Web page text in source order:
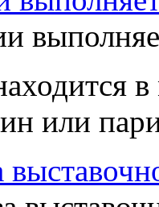
или